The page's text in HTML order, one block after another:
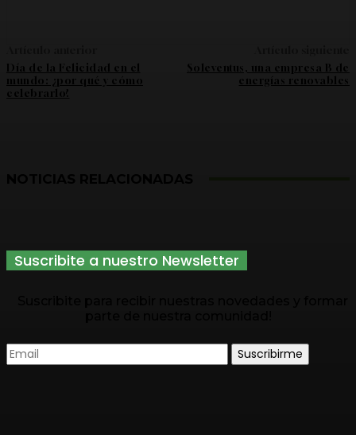
Día de la Felicidad en el
mundo: ¿por qué y cómo
celebrarlo?
Soleventus, una empresa B de
energías renovables
Suscribite a nuestro Newsletter